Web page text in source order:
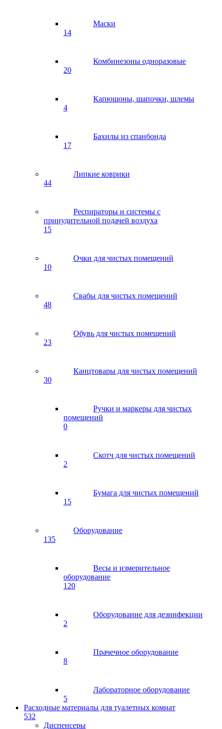
Маски
14
Комбинезоны одноразовые
20
Капюшоны, шапочки, шлемы
4
Бахилы из спанбонда
17
Липкие коврики
44
Респираторы и системы с
принудительной подачей воздуха
15
Очки для чистых помещений
10
Свабы для чистых помещений
48
Обувь для чистых помещений
23
Канцтовары для чистых помещений
30
Ручки и маркеры для чистых
помещений
0
Скотч для чистых помещений
2
Бумага для чистых помещений
15
Оборудование
135
Весы и измерительное
оборудование
120
Оборудование для дезинфекции
2
Прачечное оборудование
8
Лабораторное оборудование
5
Расходные материалы для туалетных комнат
532
Диспенсеры